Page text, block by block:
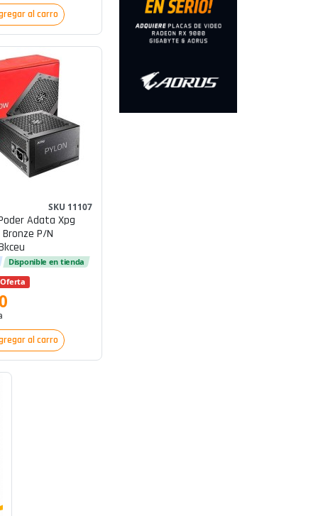
al carro
SKU 11107
Adata Xpg
P/n
Disponible en tienda
Oferta
al carro